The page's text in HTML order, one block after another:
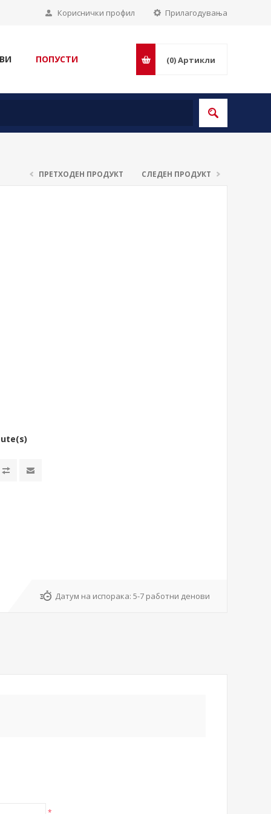
Прилагодувања
Кориснички профил
ПОПУСТИ (0)Артикли
ПРЕТХОДЕН ПРОДУКТ СЛЕДЕН ПРОДУКТ
Датум на испорака: 5-7 работни денови